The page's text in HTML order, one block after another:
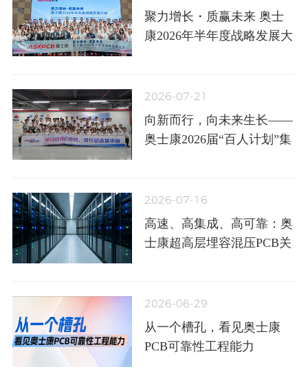
聚力增长・质赢未来 奥士
康2026年半年度战略发展大
2026-07-21
向新而行，向未来生长——
奥士康2026届“百人计划”集
2026-07-16
高速、高集成、高可靠：奥
士康超高层埋容混压PCB关
2026-06-29
从一个槽孔，看见奥士康
PCB可靠性工程能力